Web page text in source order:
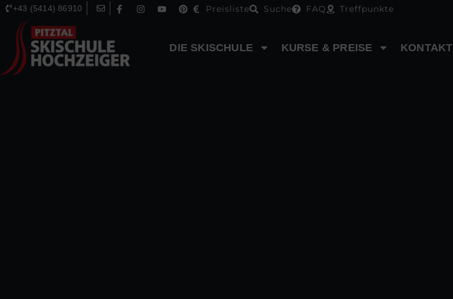
+43 (5414) 86910 Preisliste Suche FAQ Treffpunkte
DIE SKISCHULE KURSE & PREISE KONTAKT